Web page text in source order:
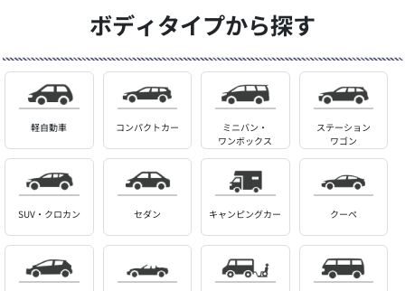
ボディタイプから探す
軽自動車 コンパクトカー
ミニバン・
ワンボックス
ステーション
ワゴン
SUV・クロカン セダン キャンピングカー クーペ